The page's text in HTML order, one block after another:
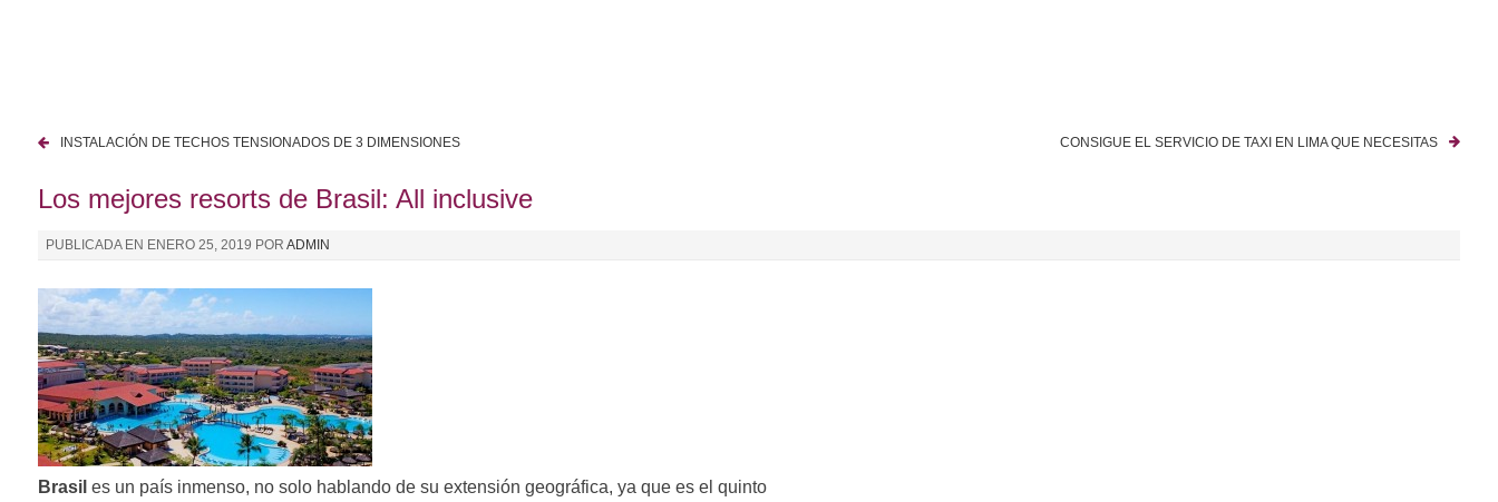
a
v
e
g
a
c
i
ó
INSTALACIÓN DE TECHOS TENSIONADOS DE 3 DIMENSIONES CONSIGUE EL SERVICIO DE TAXI EN LIMA QUE NECESITAS
Los mejores resorts de Brasil: All inclusive
PUBLICADA EN ENERO 25, 2019 POR ADMIN
Brasil es un país inmenso, no solo hablando de su extensión geográfica, ya que es el quinto